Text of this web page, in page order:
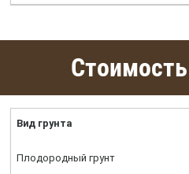
Вид грунта
Плодородный грунт